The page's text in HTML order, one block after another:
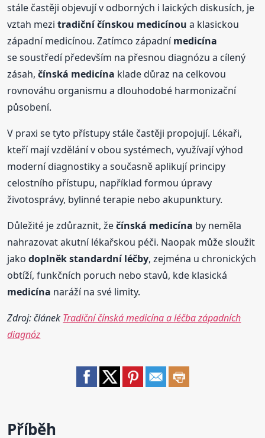
stále častěji objevují v odborných i laických diskusích, je
vztah mezitradiční čínskou medicínou a klasickou
západní medicínou. Zatímco západnímedicína
se soustředí především na přesnou diagnózu a cílený
zásah,čínská medicína klade důraz na celkovou
rovnováhu organismu a dlouhodobé harmonizační
působení.
V praxi se tyto přístupy stále častěji propojují. Lékaři,
kteří mají vzdělání v obou systémech, využívají výhod
moderní diagnostiky a současně aplikují principy
celostního přístupu, například formou úpravy
životosprávy, bylinné terapie nebo akupunktury.
Důležité je zdůraznit, žečínská medicína by neměla
nahrazovat akutní lékařskou péči. Naopak může sloužit
jakodoplněk standardní léčby, zejména u chronických
obtíží, funkčních poruch nebo stavů, kde klasická
medicína naráží na své limity.
Zdroj: článek Tradiční čínská medicína a léčba západních
diagnóz
Příběh